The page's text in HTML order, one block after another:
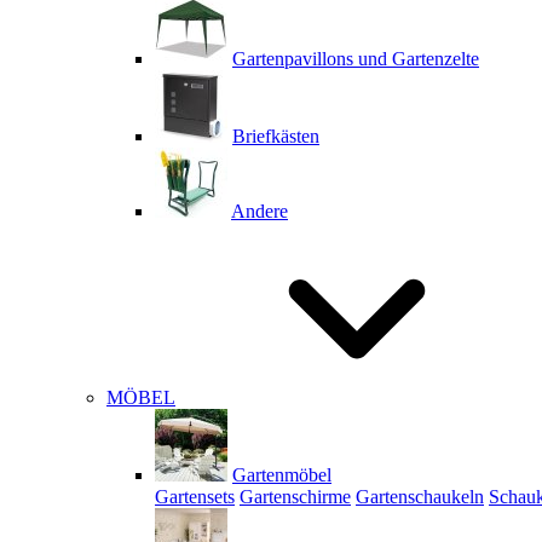
Gartenpavillons und Gartenzelte
Briefkästen
Andere
MÖBEL
Gartenmöbel
Gartensets Gartenschirme Gartenschaukeln